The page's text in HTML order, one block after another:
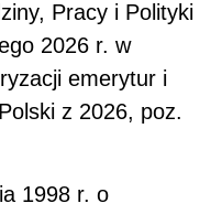
Pracy i Polityki
2026 r. w
emerytur i
z 2026, poz.
1998 r. o